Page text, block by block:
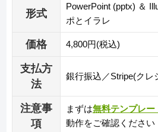
形式
PowerPoint (pptx) ＆
ポとイラレ
価格 4,800円(税込)
支払方
法
銀行振込／Stripe(クレ
注意事
項
まずは無料テンプレー
動作をご確認ください